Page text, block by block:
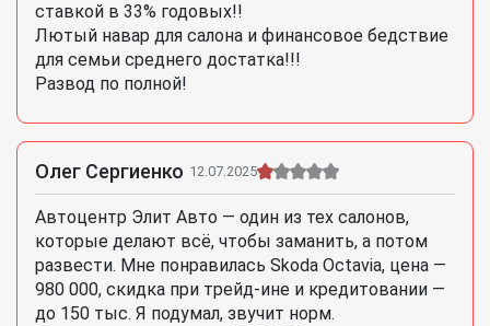
ставкой в 33% годовых!!
Лютый навар для салона и финансовое бедствие
для семьи среднего достатка!!!
Развод по полной!
Олег Сергиенко 12.07.2025
Автоцентр Элит Авто — один из тех салонов,
которые делают всё, чтобы заманить, а потом
развести. Мне понравилась Skoda Octavia, цена —
980 000, скидка при трейд-ине и кредитовании —
до 150 тыс. Я подумал, звучит норм.